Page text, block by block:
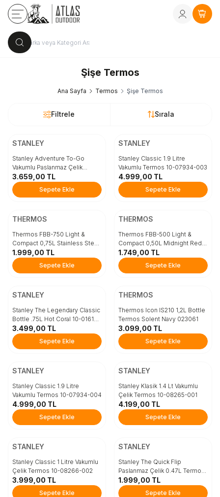
Kayıt Ol veya
Şişe Termos
Ana Sayfa Termos Şişe Termos
Filtrele Sırala
Beden
1 LT
Sepete Ekle
STANLEY
Stanley Adventure To-Go
Vakumlu Paslanmaz Çelik
Termos 1 Lt 10-10819-010
3.659,00 TL
Sepete Ekle
Beden
STD
Sepete Ekle
STANLEY
Stanley Classic 1.9 Litre
Vakumlu Termos 10-07934-003
4.999,00 TL
Sepete Ekle
Beden
STD
Sepete Ekle
THERMOS
Thermos FBB-750 Light &
Compact 0,75L Stainless Steel
183650
1.999,00 TL
Sepete Ekle
Beden
STD
Sepete Ekle
THERMOS
Thermos FBB-500 Light &
Compact 0,50L Midnight Red
185298
1.749,00 TL
Sepete Ekle
Beden
STD
Sepete Ekle
STANLEY
Stanley The Legendary Classic
Bottle .75L Hot Coral 10-01612-
066
3.499,00 TL
Sepete Ekle
Beden
STD
Sepete Ekle
THERMOS
Thermos Icon IS210 1,2L Bottle
Termos Solent Navy 023061
3.099,00 TL
Sepete Ekle
Beden
STD
Sepete Ekle
STANLEY
Stanley Classic 1.9 Litre
Vakumlu Termos 10-07934-004
4.999,00 TL
Sepete Ekle
Beden
STD
Sepete Ekle
STANLEY
Stanley Klasik 1.4 Lt Vakumlu
Çelik Termos 10-08265-001
4.199,00 TL
Sepete Ekle
Beden
STD
Sepete Ekle
STANLEY
Stanley Classic 1 Litre Vakumlu
Çelik Termos 10-08266-002
3.999,00 TL
Sepete Ekle
Beden
STD
Sepete Ekle
STANLEY
Stanley The Quick Flip
Paslanmaz Çelik 0.47L Termos
10-09148-095
1.999,00 TL
Sepete Ekle